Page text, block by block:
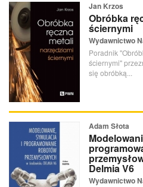
Jan Krzos
Obróbka
ściernymi
Wydawnictwo
Poradnik
ściernymi"
się obróbką...
Adam Słota
Delmia V6
Wydawnictwo